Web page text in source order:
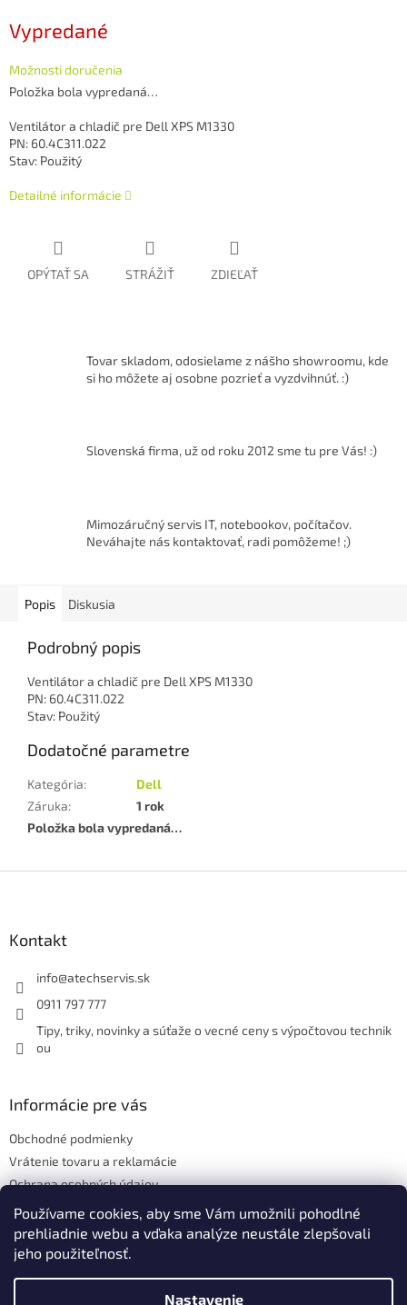
Používame cookies, aby sme Vám umožnili pohodlné
prehliadnie webu a vďaka analýze neustále zlepšovali
jeho použiteľnosť.
Nastavenie
cena:
Vypredané
Možnosti doručenia
Položka bola vypredaná…
Ventilátor a chladič pre Dell XPS M1330
PN: 60.4C311.022
Stav: Použitý
Detailné informácie
OPÝTAŤ SA STRÁŽIŤ ZDIEĽAŤ
Tovar skladom, odosielame z nášho showroomu, kde
si ho môžete aj osobne pozrieť a vyzdvihnúť. :)
Slovenská firma, už od roku 2012 sme tu pre Vás! :)
Mimozáručný servis IT, notebookov, počítačov.
Neváhajte nás kontaktovať, radi pomôžeme! ;)
Popis Diskusia
Podrobný popis
Ventilátor a chladič pre Dell XPS M1330
PN: 60.4C311.022
Stav: Použitý
Dodatočné parametre
Kategória:
Dell
Záruka:
1 rok
Položka bola vypredaná…
Kontakt
info@atechservis.sk
0911 797 777
Tipy, triky, novinky a súťaže o vecné ceny s výpočtovou technik
ou
Informácie pre vás
Obchodné podmienky
Vrátenie tovaru a reklamácie
Ochrana osobných údajov
Hodnotenie obchodu